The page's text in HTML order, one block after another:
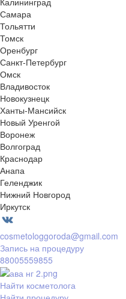
Самара
Тольятти
Томск
Оренбург
Санкт-Петербург
Омск
Владивосток
Новокузнецк
Ханты-Мансийск
Новый Уренгой
Воронеж
Волгоград
Краснодар
Анапа
Геленджик
Нижний Новгород
Иркутск
cosmetologgoroda@gmail.com
Запись на процедуру
88005559855
Найти косметолога